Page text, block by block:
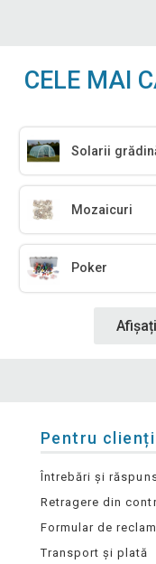
CELE MAI
Solarii
Mozaicuri
Poker
Pentru clienți
Întrebări și
Retragere din
Formular de
Transport și plată